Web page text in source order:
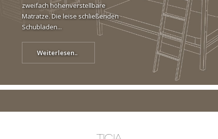
zweifach höhenverstellbare
Matratze. Die leise schließenden
Schubladen...
Weiterlesen..